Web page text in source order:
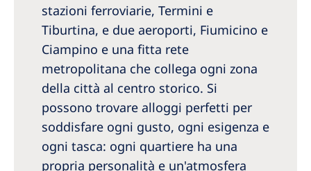
stazioni ferroviarie, Termini e
Tiburtina, e due aeroporti, Fiumicino e
Ciampino e una fitta rete
metropolitana che collega ogni zona
della città al centro storico. Si
possono trovare alloggi perfetti per
soddisfare ogni gusto, ogni esigenza e
ogni tasca: ogni quartiere ha una
propria personalità e un'atmosfera